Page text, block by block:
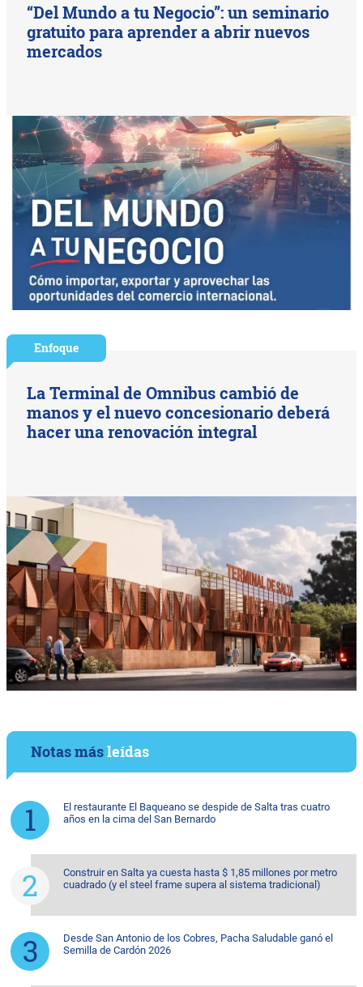
“Del Mundo a tu Negocio”: un seminario
gratuito para aprender a abrir nuevos
mercados
Enfoque
La Terminal de Omnibus cambió de
manos y el nuevo concesionario deberá
hacer una renovación integral
Notas másleídas
El restaurante El Baqueano se despide de Salta tras cuatro
años en la cima del San Bernardo
Construir en Salta ya cuesta hasta $ 1,85 millones por metro
cuadrado (y el steel frame supera al sistema tradicional)
Desde San Antonio de los Cobres, Pacha Saludable ganó el
Semilla de Cardón 2026